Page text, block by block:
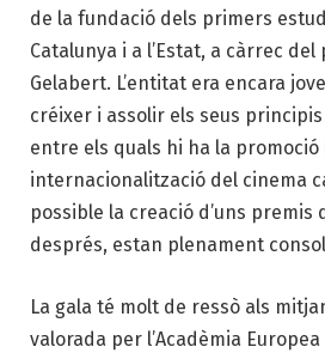
de la fundació dels primers
Catalunya i a l’Estat, a càrrec
Gelabert. L’entitat era encara
créixer i assolir els seus
entre els quals hi ha la promoció
internacionalització del cinema
possible la creació d’uns premis
després, estan plenament
La gala té molt de ressò als
valorada per l’Acadèmia